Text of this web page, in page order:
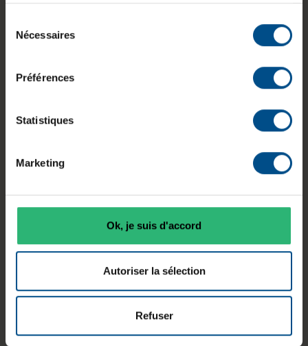
Nécessaires
Préférences
Statistiques
Marketing
Ok, je suis d'accord
Autoriser la sélection
Refuser
Le Toshiba XG5 512 Go est un SSD interne NVMe
au format M.2 2280, conçu pour les ordinateurs
portables et de bureau compatibles PCI‑Express. Il
de la mémoire flash TLC 3D BiCS à 64 couches
développée par Toshiba. Doté d’un contrôleur
cache pseudo‑SLC, ce modèle est adapté aux
512 Go
Interface
PCIe 3.0 x4
M.2 2280
flash
TLC 3D